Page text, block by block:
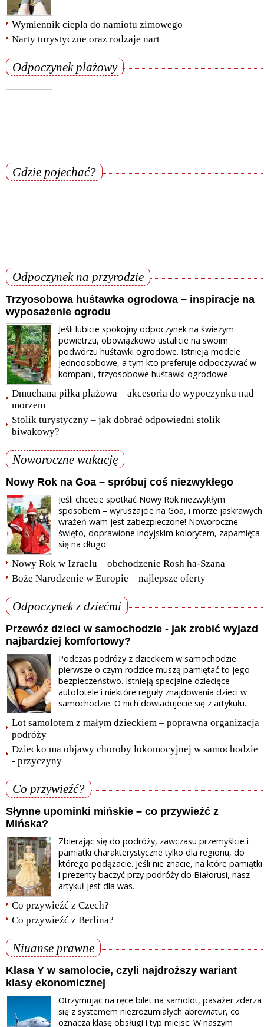
Wymiennik ciepła do namiotu zimowego
Narty turystyczne oraz rodzaje nart
Odpoczynek plażowy
Gdzie pojechać?
Odpoczynek na przyrodzie
Trzyosobowa huśtawka ogrodowa – inspiracje na
wyposażenie ogrodu
Jeśli lubicie spokojny odpoczynek na świeżym
powietrzu, obowiązkowo ustalicie na swoim
podwórzu huśtawki ogrodowe. Istnieją modele
jednoosobowe, a tym kto preferuje odpoczywać w
kompanii, trzyosobowe huśtawki ogrodowe.
Dmuchana piłka plażowa – akcesoria do wypoczynku nad
morzem
Stolik turystyczny – jak dobrać odpowiedni stolik
biwakowy?
Noworoczne wakację
Nowy Rok na Goa – spróbuj coś niezwykłego
Jeśli chcecie spotkać Nowy Rok niezwykłym
sposobem – wyruszajcie na Goa, i morze jaskrawych
wrażeń wam jest zabezpieczone! Noworoczne
święto, doprawione indyjskim kolorytem, zapamięta
się na długo.
Nowy Rok w Izraelu – obchodzenie Rosh ha-Szana
Boże Narodzenie w Europie – najlepsze oferty
Odpoczynek z dziećmi
Przewóz dzieci w samochodzie - jak zrobić wyjazd
najbardziej komfortowy?
Podczas podróży z dzieckiem w samochodzie
pierwsze o czym rodzice muszą pamiętać to jego
bezpieczeństwo. Istnieją specjalne dziecięce
autofotele i niektóre reguły znajdowania dzieci w
samochodzie. O nich dowiadujecie się z artykułu.
Lot samolotem z małym dzieckiem – poprawna organizacja
podróży
Dziecko ma objawy choroby lokomocyjnej w samochodzie
- przyczyny
Co przywieźć?
Słynne upominki mińskie – co przywieźć z
Mińska?
Zbierając się do podróży, zawczasu przemyślcie i
pamiątki charakterystyczne tylko dla regionu, do
którego podążacie. Jeśli nie znacie, na które pamiątki
i prezenty baczyć przy podróży do Białorusi, nasz
artykuł jest dla was.
Co przywieźć z Czech?
Co przywieźć z Berlina?
Niuanse prawne
Klasa Y w samolocie, czyli najdroższy wariant
klasy ekonomicznej
Otrzymując na ręce bilet na samolot, pasażer zderza
się z systemem niezrozumiałych abrewiatur, co
oznacza klasę obsługi i typ miejsc. W naszym